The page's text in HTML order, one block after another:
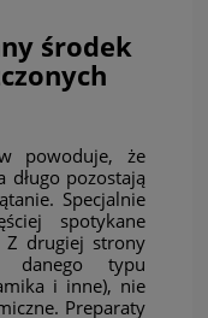
środek
powoduje, że
długo pozostają
Specjalnie
spotykane
Z drugiej strony
danego typu
i inne), nie
Preparaty